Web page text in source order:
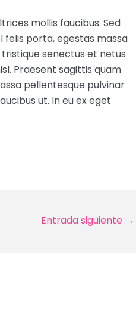
mollis faucibus. Sed
felis porta, egestas massa
senectus et netus
Praesent sagittis quam
pellentesque pulvinar
ut. In eu ex eget
Entrada siguiente →